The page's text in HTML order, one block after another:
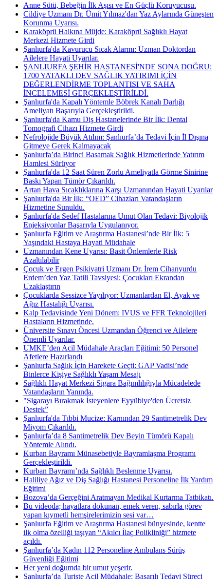
Anne Sütü, Bebeğin İlk Aşısı ve En Güçlü Koruyucusu.
Cildiye Uzmanı Dr. Ümit Yılmaz'dan Yaz Aylarında Güneşten
Korunma Uyarısı.
Karaköprü Halkına Müjde: Karaköprü Sağlıklı Hayat
Merkezi Hizmete Girdi
Şanlıurfa'da Kavurucu Sıcak Alarmı: Uzman Doktordan
Ailelere Hayati Uyarılar.
ŞANLIURFA ŞEHİR HASTANESİ'NDE SONA DOĞRU:
1700 YATAKLI DEV SAĞLIK YATIRIMI İÇİN
DEĞERLENDİRME TOPLANTISI VE SAHA
İNCELEMESİ GERÇEKLEŞTİRİLDİ.
Şanlıurfa'da Kapalı Yöntemle Böbrek Kanalı Darlığı
Ameliyatı Başarıyla Gerçekleştirildi.
Şanlıurfa'da Kamu Diş Hastanelerinde Bir İlk: Dental
Tomografi Cihazı Hizmete Girdi
Nefrolojide Büyük Atılım: Şanlıurfa’da Tedavi İçin İl Dışına
Gitmeye Gerek Kalmayacak
Şanlıurfa’da Birinci Basamak Sağlık Hizmetlerinde Yatırım
Hamlesi Sürüyor
Şanlıurfa'da 12 Saat Süren Zorlu Ameliyatla Görme Sinirine
Baskı Yapan Tümör Çıkarıldı.
Artan Hava Sıcaklıklarına Karşı Uzmanından Hayati Uyarılar
Şanlıurfa'da Bir İlk: “OED” Cihazları Vatandaşların
Hizmetine Sunuldu.
Şanlıurfa'da Sedef Hastalarına Umut Olan Tedavi: Biyolojik
Enjeksiyonlar Başarıyla Uygulanıyor.
Şanlıurfa Eğitim ve Araştırma Hastanesi’nde Bir İlk: 5
Yaşındaki Hastaya Hayati Müdahale
Uzmanından Kene Uyarısı: Basit Önlemlerle Risk
Azaltılabilir
Çocuk ve Ergen Psikiyatri Uzmanı Dr. İrem Cihanyurdu
Erdem’den Yaz Tatili Tavsiyesi: Çocukları Ekrandan
Uzaklaştırın
Çocuklarda Sessizce Yayılıyor: Uzmanlardan El, Ayak ve
Ağız Hastalığı Uyarısı.
Kalp Tedavisinde Yeni Dönem: IVUS ve FFR Teknolojileri
Hastaların Hizmetinde.
Üniversite Sınavı Öncesi Uzmandan Öğrenci ve Ailelere
Önemli Uyarılar.
UMKE’den Acil Müdahale Araçları Eğitimi: 50 Personel
Afetlere Hazırlandı
Şanlıurfa Sağlık İçin Harekete Geçti: GAP Vadisi’nde
Binlerce Kişiye Sağlıklı Yaşam Mesajı
Sağlıklı Hayat Merkezi Sigara Bağımlılığıyla Mücadelede
Vatandaşların Yanında.
"Sigarayı Bırakmak İsteyenlere Eyyübiye'den Ücretsiz
Destek”
Şanlıurfa'da Tıbbi Mucize: Karnından 29 Santimetrelik Dev
Miyom Çıkarıldı.
Şanlıurfa’da 8 Santimetrelik Dev Beyin Tümörü Kapalı
Yöntemle Alındı.
Kurban Bayramı Münasebetiyle Bayramlaşma Programı
Gerçekleştirildi.
Kurban Bayramı’nda Sağlıklı Beslenme Uyarısı.
Haliliye Ağız ve Diş Sağlığı Hastanesi Personeline İlk Yardım
Eğitimi
Bozova’da Gerçeğini Aratmayan Medikal Kurtarma Tatbikatı.
Bu videoda; hayatlara dokunan, emek veren, sabırla görev
yapan kıymetli hemşirelerimizin sesi var…
Şanlıurfa Eğitim ve Araştırma Hastanesi bünyesinde, kentte
ilk olma özelliği taşıyan “Akılcı İlaç Polikliniği” hizmete
açıldı.
Şanlıurfa’da Kadın 112 Personeline Ambulans Sürüş
Güvenliği Eğitimi
Her yeni doğumda bir umut yeşerir.
Şanlıurfa’da Turiste Acil Müdahale: Başarılı Tedavi Süreci